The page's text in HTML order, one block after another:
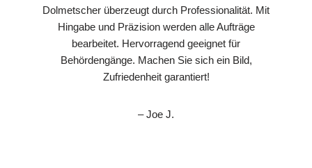
Dolmetscher überzeugt durch Professionalität. Mit
Hingabe und Präzision werden alle Aufträge
bearbeitet. Hervorragend geeignet für
Behördengänge. Machen Sie sich ein Bild,
Zufriedenheit garantiert!
– Joe J.